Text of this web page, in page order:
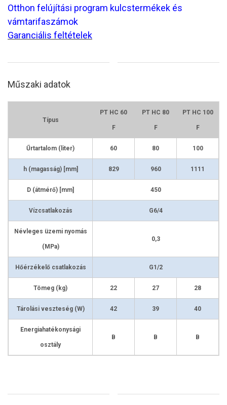
Otthon felújítási program kulcstermékek és
vámtarifaszámok
Garanciális feltételek
Műszaki adatok
Típus
PT HC 60
F
PT HC 80
F
PT HC 100
F
Űrtartalom (liter) 60 80 100
h (magasság) [mm] 829 960 1111
D (átmérő) [mm] 450
Vízcsatlakozás G6/4
Névleges üzemi nyomás
(MPa)
0,3
Hőérzékelő csatlakozás G1/2
Tömeg (kg) 22 27 28
Tárolási veszteség (W) 42 39 40
Energiahatékonysági
osztály
B B B